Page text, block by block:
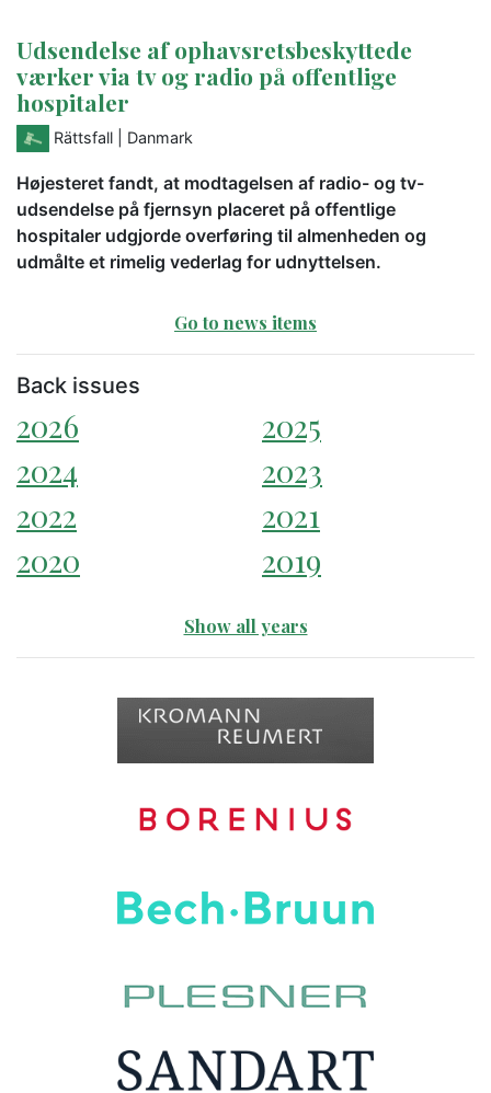
Udsendelse af ophavsretsbeskyttede
værker via tv og radio på offentlige
hospitaler
Rättsfall | Danmark
Højesteret fandt, at modtagelsen af radio- og tv-
udsendelse på fjernsyn placeret på offentlige
hospitaler udgjorde overføring til almenheden og
udmålte et rimelig vederlag for udnyttelsen.
Go to news items
Back issues
2026
2025
2024
2023
2022
2021
2020
2019
Show all years